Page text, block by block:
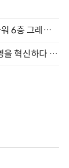
Next AI & Big Data Summit 2026 엘타워 6층 그레이스홀 개최 (9/18)
[올쇼TV] AI 인프라를 관측하고, AI로 운영을 혁신하다 (8월 11일 생방송)